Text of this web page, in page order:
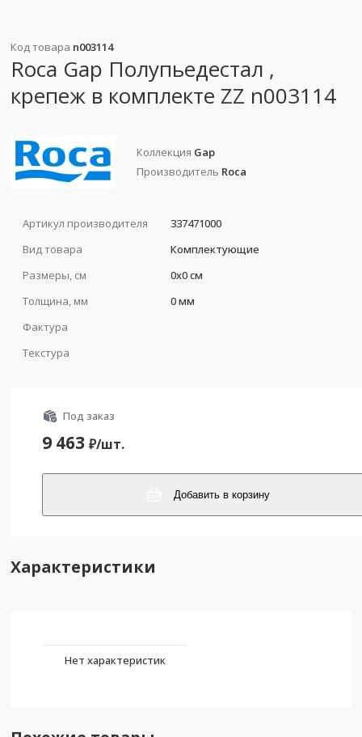
Код товара n003114
Roca Gap Полупьедестал ,
крепеж в комплекте ZZ n003114
Коллекция Gap
Производитель Roca
Артикул производителя
337471000
Вид товара
Комплектующие
Размеры, см
0x0 см
Толщина, мм
0 мм
Фактура
Текстура
Под заказ
9 463 ₽/шт.
Добавить в корзину
Характеристики
Нет характеристик